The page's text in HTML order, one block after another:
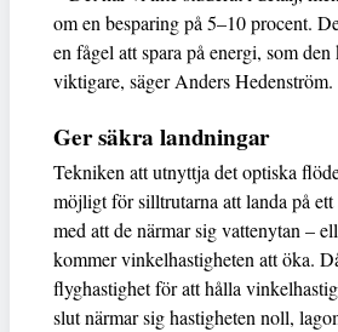
om en besparing på 5–10 procent.
en fågel att spara på energi, som
viktigare, säger Anders Hedenström.
Ger säkra landningar
Tekniken att utnyttja det optiska
möjligt för silltrutarna att landa på ett
med att de närmar sig vattenytan –
kommer vinkelhastigheten att öka.
flyghastighet för att hålla
slut närmar sig hastigheten noll,